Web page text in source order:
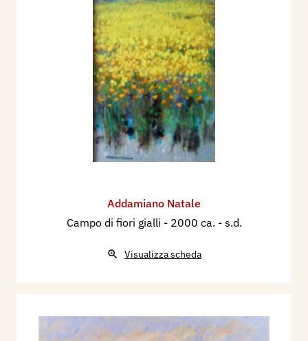
Addamiano Natale
Campo di fiori gialli - 2000 ca. - s.d.
Visualizza scheda